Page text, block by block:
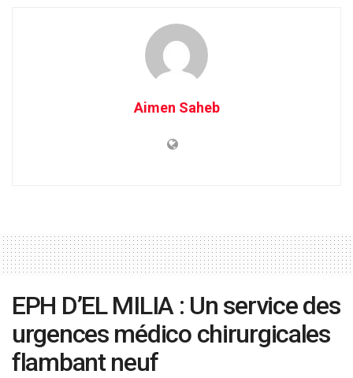
Aimen Saheb
EPH D’EL MILIA : Un service des
urgences médico chirurgicales
flambant neuf